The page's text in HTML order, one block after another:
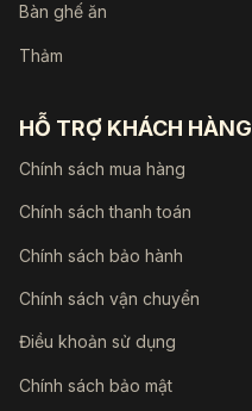
Bàn ghế ăn
Thảm
HỖ TRỢ KHÁCH HÀNG
Chính sách mua hàng
Chính sách thanh toán
Chính sách bảo hành
Chính sách vận chuyển
Điều khoản sử dụng
Chính sách bảo mật